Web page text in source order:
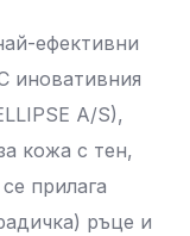
ефективни
иновативния
A/S),
кожа с тен,
прилага
ръце и